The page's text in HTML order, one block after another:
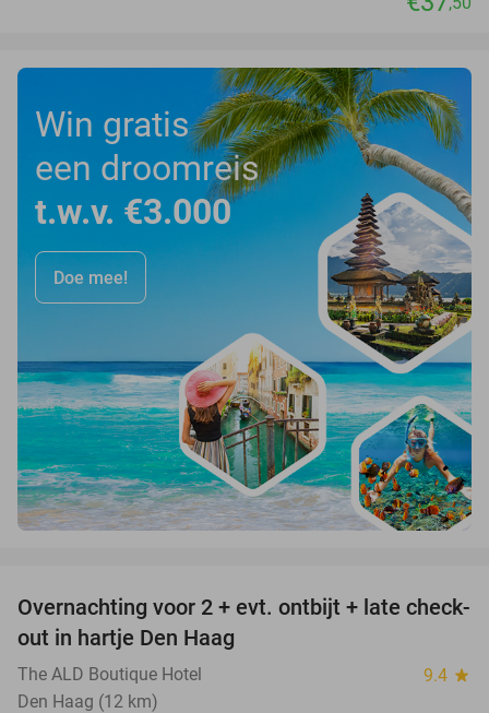
Win gratis
een droomreis
t.w.v. €3.000
Doe mee!
30%
Overnachting voor 2 + evt. ontbijt + late check-
out in hartje Den Haag
The ALD Boutique Hotel 9.4 star
Den Haag (12 km)